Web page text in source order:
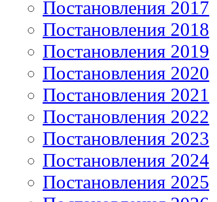
Постановления 2017
Постановления 2018
Постановления 2019
Постановления 2020
Постановления 2021
Постановления 2022
Постановления 2023
Постановления 2024
Постановления 2025